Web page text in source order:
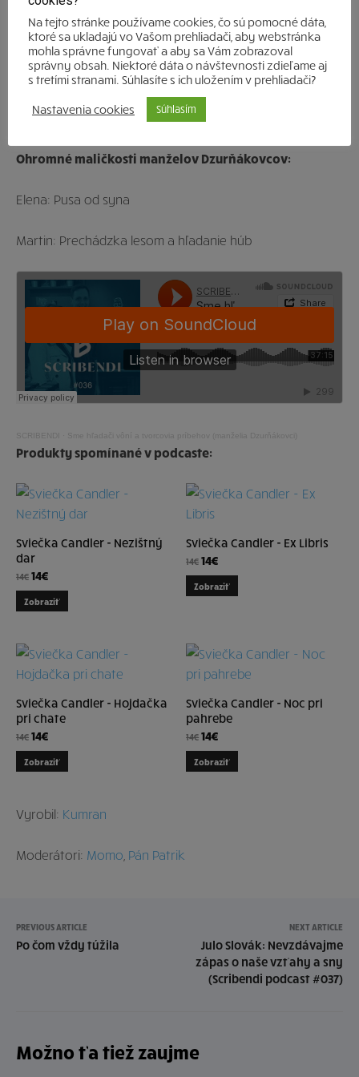
hojdačka na chate a oživiť svoje spomienky, sviečky
Candler vám to pomôžu sprostredkovať.
Scribendi podcast ďakuje manželom Dzurňákovcom za
rozhovor a praje im citlivý nos na ďalšie voňavé
spomienky.
Ohromné maličkosti manželov Dzurňákovcov:
Elena: Pusa od syna
Martin: Prechádzka lesom a hľadanie húb
SCRIBENDI Sme hľadači vôní a tvorcovia príbehov (manželia Dzurňákovci)
Produkty spomínané v podcaste:
Sviečka Candler - Nezištný
dar
14€ 14€
Zobraziť
Sviečka Candler - Ex Libris
14€ 14€
Zobraziť
Sviečka Candler - Hojdačka
pri chate
14€ 14€
Zobraziť
Sviečka Candler - Noc pri
pahrebe
14€ 14€
Zobraziť
Vyrobil: Kumran
Moderátori: Momo Pán Patrik
PREVIOUS ARTICLE
Po čom vždy túžila
NEXT ARTICLE
Julo Slovák: Nevzdávajme
zápas o naše vzťahy a sny
(Scribendi podcast #037)
Možno ťa tiež zaujme
Na tejto stránke používame cookies, čo sú pomocné dáta,
ktoré sa ukladajú vo Vašom prehliadači, aby webstránka
mohla správne fungovať a aby sa Vám zobrazoval
správny obsah. Niektoré dáta o návštevnosti zdieľame aj
s tretími stranami. Súhlasíte s ich uložením v prehliadači?
Nastavenia cookies Súhlasím